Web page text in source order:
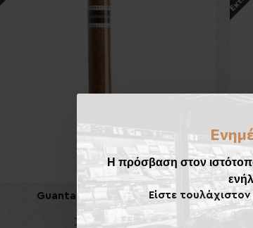
Η πρόσβαση στον
Είστε
Guantanamera Decimos
10,60€